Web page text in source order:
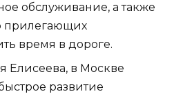
обслуживание, а также
прилегающих
время в дороге.
Елисеева, в Москве
развитие